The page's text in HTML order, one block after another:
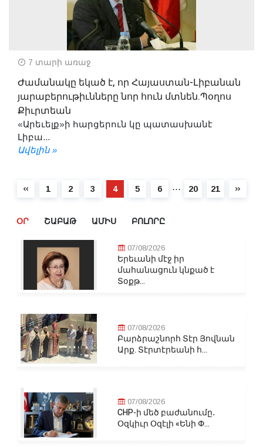
7 տարի առաջ
Ժամանակը եկած է, որ Հայաստան-Լիբանան
յարաբերութիւնները նոր հուն մտնեն.Պօղոս
Քիւրտեան
«Արեւելք»ի հարցերուն կը պատասխանէ
Լիբա...
Ավելին »
1 2 3 4 5 6 ⋯ 20 21
ՕՐ ՇԱԲԱԹ ԱՄԻՍ ԲՈԼՈՐԸ
07/08/2026
Երեւանի մէջ իր
մահանացուն կնքած է
Տօքթ...
07/08/2026
Բարձրաշնորհ Տէր Յովնան
Արք. Տէրտէրեանի հ...
07/08/2026
CHP-ի մեծ բաժանումը․
Օզկիւր Օզէլի «Ենի Փ...